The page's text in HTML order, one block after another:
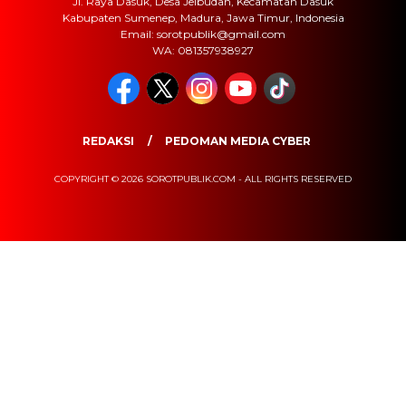
Kabupaten Sumenep, Madura, Jawa Timur, Indonesia
Email: sorotpublik@gmail.com
WA: 081357938927
REDAKSI PEDOMAN MEDIA CYBER
COPYRIGHT © 2026 SOROTPUBLIK.COM - ALL RIGHTS RESERVED